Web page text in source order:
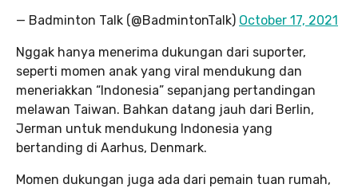
— Badminton Talk (@BadmintonTalk) October 17, 2021
Nggak hanya menerima dukungan dari suporter,
seperti momen anak yang viral mendukung dan
meneriakkan “Indonesia” sepanjang pertandingan
melawan Taiwan. Bahkan datang jauh dari Berlin,
Jerman untuk mendukung Indonesia yang
bertanding di Aarhus, Denmark.
Momen dukungan juga ada dari pemain tuan rumah,